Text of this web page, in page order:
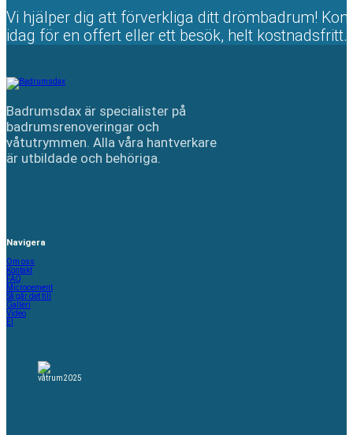
Vi hjälper dig att förverkliga ditt drömbadrum!
idag för en offert eller ett besök, helt kostnadsfritt.
Badrumsdax är specialister på
badrumsrenoveringar och
våtutrymmen. Alla våra hantverkare
är utbildade och behöriga.
Navigera
Om oss
Kontakt
FAQ
Microcement
Så går det till
Galleri
Video
El